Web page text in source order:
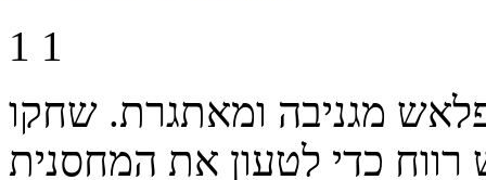
1 1
מגניבה ומאתגרת. שחקו